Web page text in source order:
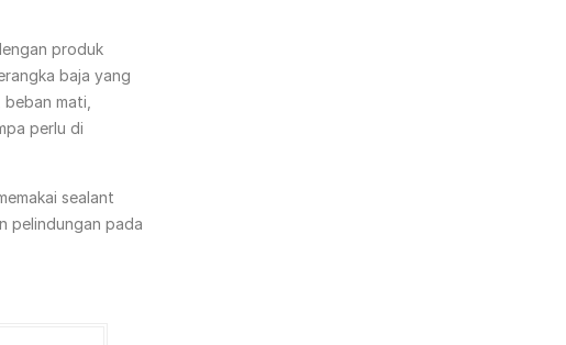
produk
baja yang
mati,
perlu di
sealant
pelindungan pada